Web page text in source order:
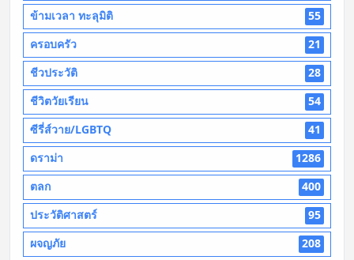
ข้ามเวลา ทะลุมิติ
55
ครอบครัว
21
ชีวประวัติ
28
ชีวิตวัยเรียน
54
ซีรี่ส์วาย/LGBTQ
41
ดราม่า
1286
ตลก
400
ประวัติศาสตร์
95
ผจญภัย
208